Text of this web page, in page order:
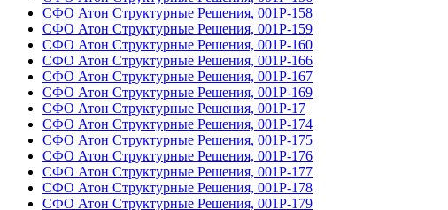
СФО Атон Структурные Решения, 001Р-158
СФО Атон Структурные Решения, 001Р-159
СФО Атон Структурные Решения, 001Р-160
СФО Атон Структурные Решения, 001Р-166
СФО Атон Структурные Решения, 001Р-167
СФО Атон Структурные Решения, 001Р-169
СФО Атон Структурные Решения, 001Р-17
СФО Атон Структурные Решения, 001Р-174
СФО Атон Структурные Решения, 001Р-175
СФО Атон Структурные Решения, 001Р-176
СФО Атон Структурные Решения, 001Р-177
СФО Атон Структурные Решения, 001Р-178
СФО Атон Структурные Решения, 001Р-179